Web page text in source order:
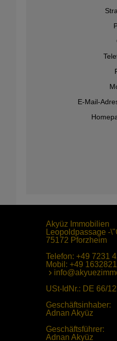
E-Mail-
Akyüz Immobilien
Leopoldpassage -
75172 Pforzheim
Telefon:+49 7231
Mobil:+49
USt-IdNr.: DE 66/
Geschäftsinhaber:
Adnan Akyüz
Geschäftsführer:
Adnan Akyüz